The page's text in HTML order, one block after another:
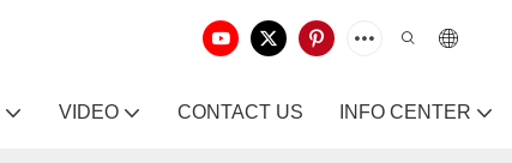
VIDEO CONTACT US INFO CENTER